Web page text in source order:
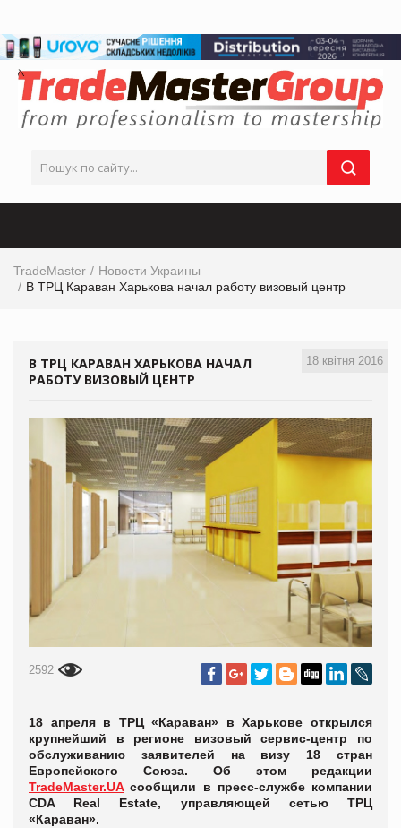
TradeMaster
Новости Украины
В ТРЦ Караван Харькова начал работу визовый центр
18 квітня 2016
В ТРЦ КАРАВАН ХАРЬКОВА НАЧАЛ
РАБОТУ ВИЗОВЫЙ ЦЕНТР
2592
18 апреля в ТРЦ «Караван» в Харькове открылся
крупнейший в регионе визовый сервис-центр по
обслуживанию заявителей на визу 18 стран
Европейского Союза. Об этом редакции
TradeMaster.UAсообщили в пресс-службе компании
CDA Real Estate, управляющей сетью ТРЦ
«Караван».